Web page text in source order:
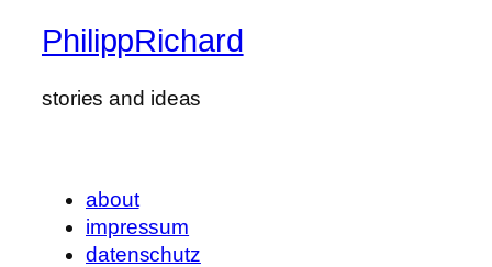
PhilippRichard
stories and ideas
about
impressum
datenschutz